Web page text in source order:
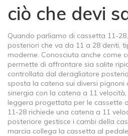
ciò che devi
Quando parliamo di cassetta 11-28,
posteriori che va da 11 a 28 denti,
moderne. Conosciuta anche come
permette di affrontare sia salite
controllata dal deragliatore
sposta la catena sui diversi pignoni
sinergia con la catena a 11 velocità,
leggera progettata per le cassette
11-28 richiede una catena a 11
posteriore gestisce i cambi della
marcia collega la cassetta al